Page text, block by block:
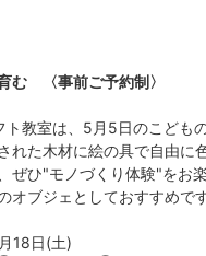
む 〈事前ご予約制〉
教室は、5月5日のこども
れた木材に絵の具で自由に
ぜひ"モノづくり体験"をお
オブジェとしておすすめです
18日(土)